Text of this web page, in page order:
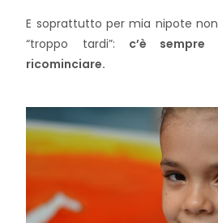
E soprattutto per mia nipote
“troppo tardi”: c’è sempre
ricominciare.